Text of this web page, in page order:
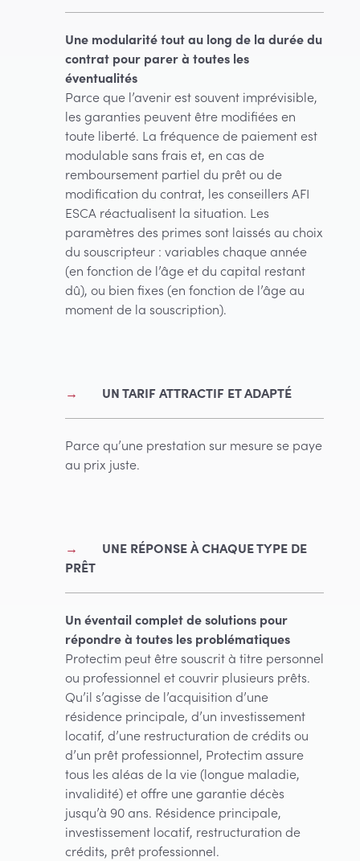
Une modularité tout au long de la durée du
contrat pour parer à toutes les
éventualités
Parce que l’avenir est souvent imprévisible,
les garanties peuvent être modifiées en
toute liberté. La fréquence de paiement est
modulable sans frais et, en cas de
remboursement partiel du prêt ou de
modification du contrat, les conseillers AFI
ESCA réactualisent la situation. Les
paramètres des primes sont laissés au choix
du souscripteur : variables chaque année
(en fonction de l’âge et du capital restant
dû), ou bien fixes (en fonction de l’âge au
moment de la souscription).
UN TARIF ATTRACTIF ET ADAPTÉ
Parce qu’une prestation sur mesure se paye
au prix juste.
UNE RÉPONSE À CHAQUE TYPE DE
PRÊT
Un éventail complet de solutions pour
répondre à toutes les problématiques
Protectim peut être souscrit à titre personnel
ou professionnel et couvrir plusieurs prêts.
Qu’il s’agisse de l’acquisition d’une
résidence principale, d’un investissement
locatif, d’une restructuration de crédits ou
d’un prêt professionnel, Protectim assure
tous les aléas de la vie (longue maladie,
invalidité) et offre une garantie décès
jusqu’à 90 ans. Résidence principale,
investissement locatif, restructuration de
crédits, prêt professionnel.